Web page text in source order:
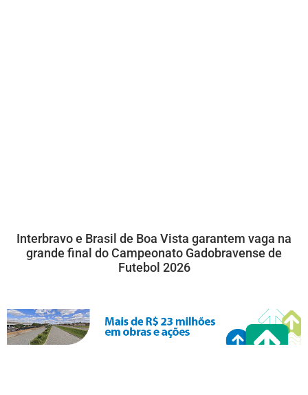
Interbravo e Brasil de Boa Vista garantem vaga na
grande final do Campeonato Gadobravense de
Futebol 2026